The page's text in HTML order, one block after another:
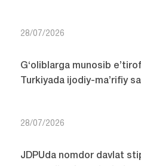
28/07/2026
G‘oliblarga munosib
Turkiyada ijodiy-ma’rifiy
28/07/2026
JDPUda nomdor davlat